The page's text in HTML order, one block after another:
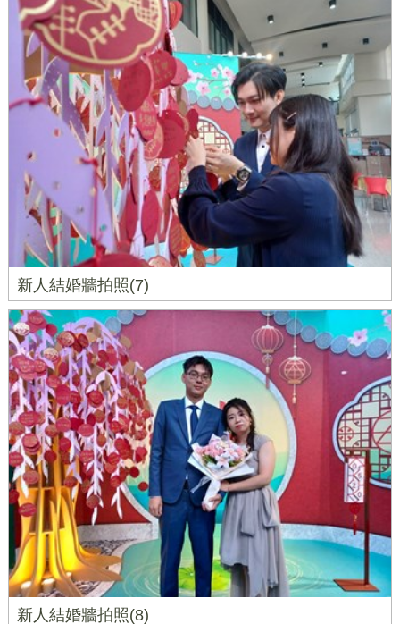
新人結婚牆拍照(7)
新人結婚牆拍照(8)